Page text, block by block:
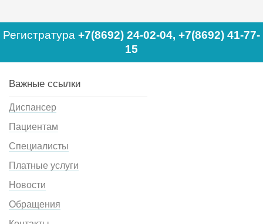
Регистратура +7(8692) 24-02-04, +7(8692) 41-77-
15
Важные ссылки
Диспансер
Пациентам
Специалисты
Платные услуги
Новости
Обращения